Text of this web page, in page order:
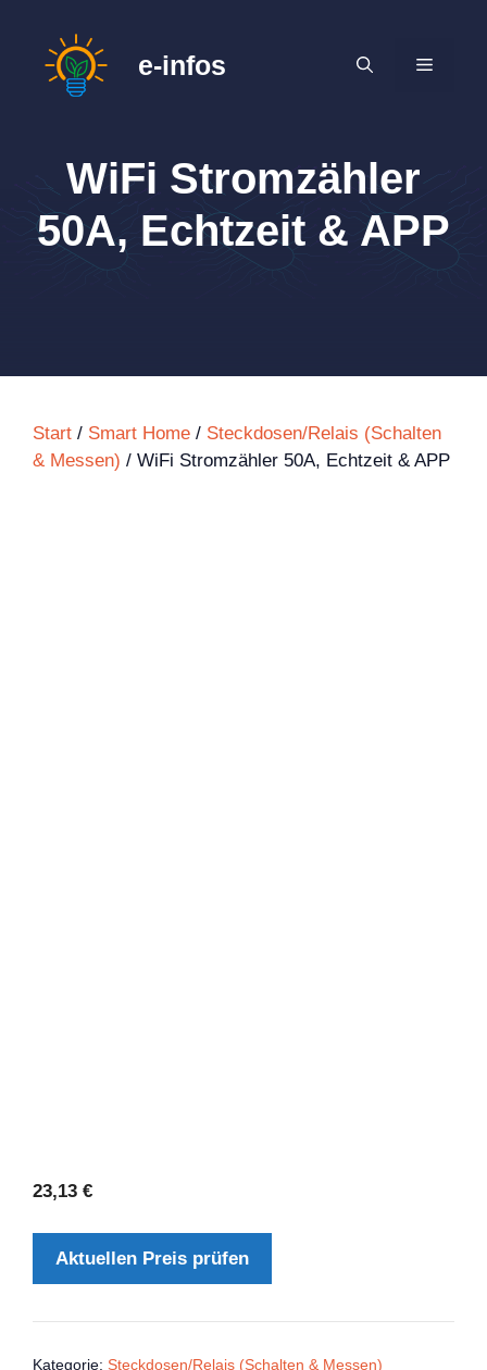
springen
e-infos MENÜ
WiFi Stromzähler
50A, Echtzeit & APP
Start / Smart Home / Steckdosen/Relais (Schalten
& Messen) / WiFi Stromzähler 50A, Echtzeit & APP
23,13 €
Aktuellen Preis prüfen
Kategorie: Steckdosen/Relais (Schalten & Messen)